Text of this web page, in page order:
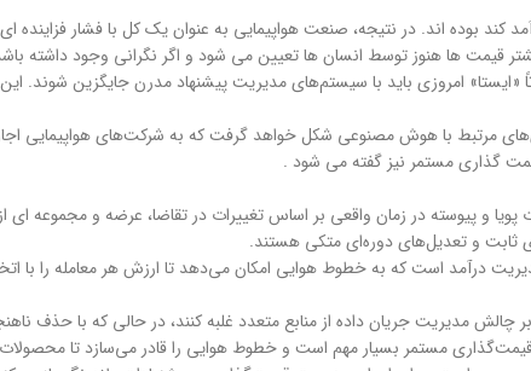
کند بوده اند. در نتیجه، صنعت هواپیمایی به عنوان یک کل با فشار
قیمت ها هنوز توسط انسان ها تعیین می شود و اگر نگرانی وجود داشته
«ایستا» امروزی باید با سیستم‌های مدیریت پیشنهاد مدرن جایگزین شوند.
مرتبط با هوش مصنوعی شکل خواهد گرفت که به شرکت‌های هواپیمایی
گذاری مستمر نیز گفته می شود .
و پیوسته در زمان واقعی بر اساس تغییرات در تقاضا، عرضه و مجموعه ای از
ثابت و تعدیل‌های دوره‌ای متکی هستند.
درآمد است که به خطوط هوایی امکان می‌دهد تا ارزش هر معامله را با
چالش مدیریت جریان داده از منابع متعدد غلبه کنند، در حالی که با حذف
مستمر بسیار مهم است و خطوط هوایی را قادر می‌سازد تا